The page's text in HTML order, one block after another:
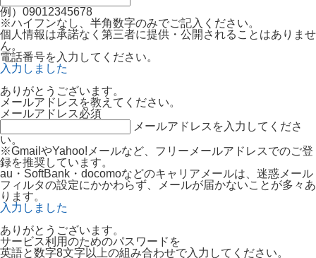
例）09012345678
※ハイフンなし、半角数字のみでご記入ください。
個人情報は承諾なく第三者に提供・公開されることはありませ
ん。
電話番号を入力してください。
入力しました
ありがとうございます。
メールアドレスを教えてください。
メールアドレス必須
メールアドレスを入力してくださ
い。
※GmailやYahoo!メールなど、フリーメールアドレスでのご登
録を推奨しています。
au・SoftBank・docomoなどのキャリアメールは、迷惑メール
フィルタの設定にかかわらず、メールが届かないことが多々あ
ります。
入力しました
ありがとうございます。
サービス利用のためのパスワードを
英語と数字8文字以上の組み合わせで入力してください。